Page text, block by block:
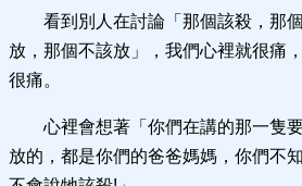
看到別人在討論「那個該殺，那
放，那個不該放」，我們心裡就很痛
很痛。
心裡會想著「你們在講的那一隻
放的，都是你們的爸爸媽媽，你們不